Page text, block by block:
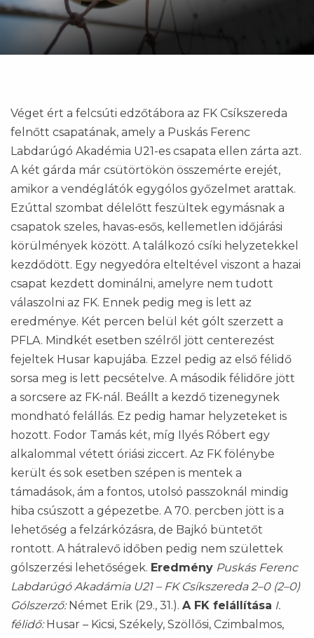
Véget ért a felcsúti edzőtábora az FK Csíkszereda
felnőtt csapatának, amely a Puskás Ferenc
Labdarúgó Akadémia U21-es csapata ellen zárta azt.
A két gárda már csütörtökön összemérte erejét,
amikor a vendéglátók egygólos győzelmet arattak.
Ezúttal szombat délelőtt feszültek egymásnak a
csapatok szeles, havas-esős, kellemetlen időjárási
körülmények között. A találkozó csíki helyzetekkel
kezdődött. Egy negyedóra elteltével viszont a hazai
csapat kezdett dominálni, amelyre nem tudott
válaszolni az FK. Ennek pedig meg is lett az
eredménye. Két percen belül két gólt szerzett a
PFLA. Mindkét esetben szélről jött centerezést
fejeltek Husar kapujába. Ezzel pedig az első félidő
sorsa meg is lett pecsételve. A második félidőre jött
a sorcsere az FK-nál. Beállt a kezdő tizenegynek
mondható felállás. Ez pedig hamar helyzeteket is
hozott. Fodor Tamás két, míg Ilyés Róbert egy
alkalommal vétett óriási ziccert. Az FK fölénybe
került és sok esetben szépen is mentek a
támadások, ám a fontos, utolsó passzoknál mindig
hiba csúszott a gépezetbe. A 70. percben jött is a
lehetőség a felzárkózásra, de Bajkó büntetőt
rontott. A hátralevő időben pedig nem születtek
gólszerzési lehetőségek. Eredmény Puskás Ferenc
Labdarúgó Akadámia U21 – FK Csíkszereda 2–0 (2–0)
Gólszerző:Német Erik (29., 31.). A FK felállítása I.
félidő:Husar – Kicsi, Székely, Szöllősi, Czimbalmos,